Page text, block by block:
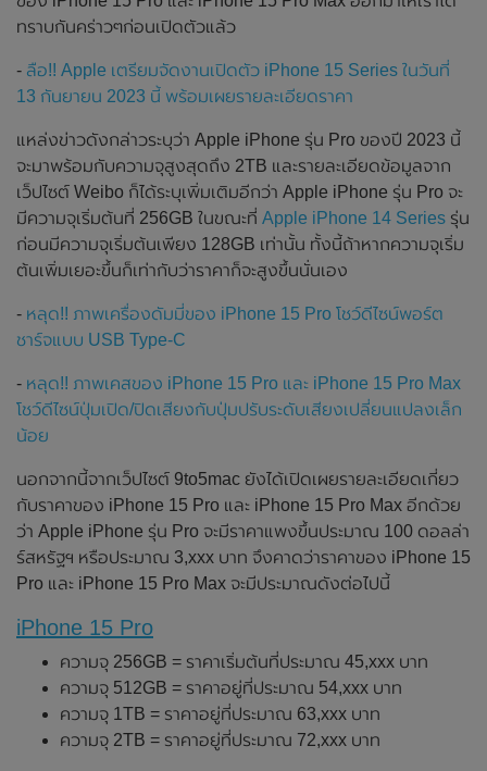
ทราบกันคร่าวๆก่อนเปิดตัวแล้ว
- ลือ!! Apple เตรียมจัดงานเปิดตัว iPhone 15 Series ในวันที่
13 กันยายน 2023 นี้ พร้อมเผยรายละเอียดราคา
แหล่งข่าวดังกล่าวระบุว่า Apple iPhone รุ่น Pro ของปี 2023 นี้
จะมาพร้อมกับความจุสูงสุดถึง 2TB และรายละเอียดข้อมูลจาก
เว็ปไซต์ Weibo ก็ได้ระบุเพิ่มเติมอีกว่า Apple iPhone รุ่น Pro จะ
มีความจุเริ่มต้นที่ 256GB ในขณะที่ Apple iPhone 14 Series รุ่น
ก่อนมีความจุเริ่มต้นเพียง 128GB เท่านั้น ทั้งนี้ถ้าหากความจุเริ่ม
ต้นเพิ่มเยอะขึ้นก็เท่ากับว่าราคาก็จะสูงขึ้นนั่นเอง
- หลุด!! ภาพเครื่องดัมมี่ของ iPhone 15 Pro โชว์ดีไซน์พอร์ต
ชาร์จแบบ USB Type-C
- หลุด!! ภาพเคสของ iPhone 15 Pro และ iPhone 15 Pro Max
โชว์ดีไซน์ปุ่มเปิด/ปิดเสียงกับปุ่มปรับระดับเสียงเปลี่ยนแปลงเล็ก
น้อย
นอกจากนี้จากเว็ปไซต์ 9to5mac ยังได้เปิดเผยรายละเอียดเกี่ยว
กับราคาของ iPhone 15 Pro และ iPhone 15 Pro Max อีกด้วย
ว่า Apple iPhone รุ่น Pro จะมีราคาแพงขึ้นประมาณ 100 ดอลล่า
ร์สหรัฐฯ หรือประมาณ 3,xxx บาท จึงคาดว่าราคาของ iPhone 15
Pro และ iPhone 15 Pro Max จะมีประมาณดังต่อไปนี้
iPhone 15 Pro
ความจุ 256GB = ราคาเริ่มต้นที่ประมาณ 45,xxx บาท
ความจุ 512GB = ราคาอยู่ที่ประมาณ 54,xxx บาท
ความจุ 1TB = ราคาอยู่ที่ประมาณ 63,xxx บาท
ความจุ 2TB = ราคาอยู่ที่ประมาณ 72,xxx บาท